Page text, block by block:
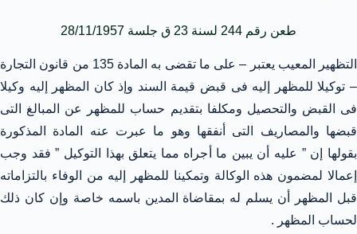
طعن رقم 244 لسنة 23 ق جلسة 28/11/1957
التظهير المعيب يعتبر – على ما تقضى به المادة 135 من قانون التجارة
– توكيلا للمظهر إليه فى قبض قيمة السند وإذ كان المظهر إليه وكيلا
فى القبض والتحصيل ومكلفا بتقديم حساب للمظهر عن المبالغ التى
قبضها والمصاريف التى أنفقها وهو ما عبرت عنه المادة المذكورة
بقولها إن ” عليه أن يبين ما أجراه مما يتعلق بهذا التوكيل ” فقد وجب
إعمالا لمضمون هذه الوكالة وتمكينا للمظهر إليه من الوفاء بالتزاماته
قبل المظهر أن يسلم له بمقاضاة المدين باسمه خاصة وإن كان ذلك
لحساب المظهر .